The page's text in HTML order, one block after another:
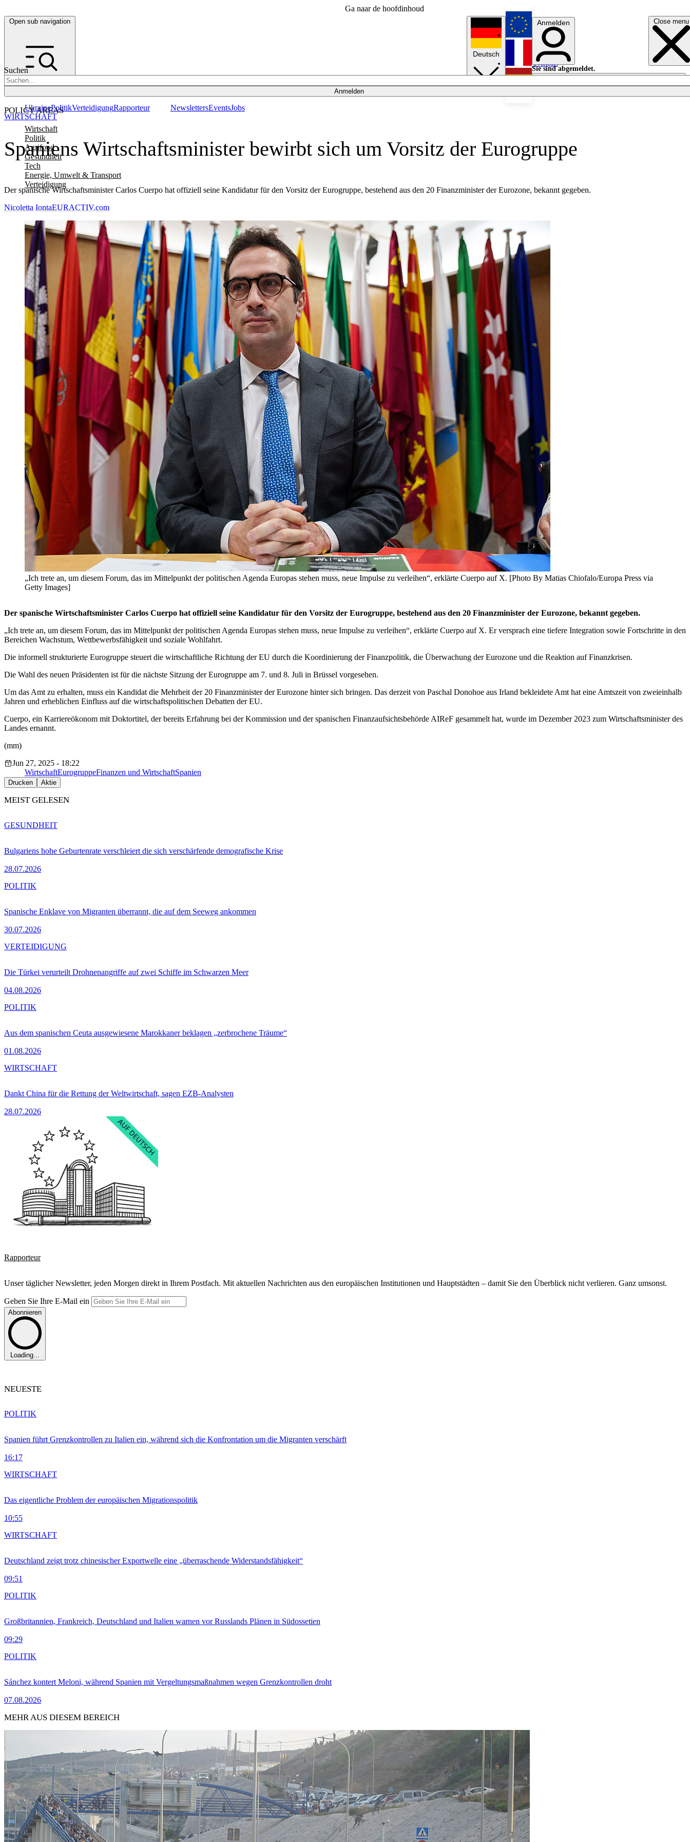
Ga naar de hoofdinhoud
Open sub navigation Close menu
Suchen
Anmelden
POLICY AREAS
Wirtschaft
Politik
Agrifood
Gesundheit
Tech
Energie, Umwelt & Transport
Verteidigung
UkrainePolitikVerteidigungRapporteur NewslettersEventsJobs
Deutsch
English
Français
Anmelden
Sie sind abgemeldet.
Anmelden
Licht aus
Spaniens Wirtschaftsminister bewirbt sich um Vorsitz der Eurogruppe
Der spanische Wirtschaftsminister Carlos Cuerpo hat offiziell seine Kandidatur für den Vorsitz der Eurogruppe, bestehend aus den 20 Finanzminister der Eurozone, bekannt gegeben.
WIRTSCHAFT
Nicoletta IontaEURACTIV.com
„Ich trete an, um diesem Forum, das im Mittelpunkt der politischen Agenda Europas stehen muss, neue Impulse zu verleihen“, erklärte Cuerpo auf X. [Photo By Matias Chiofalo/Europa Press via
Getty Images]
Der spanische Wirtschaftsminister Carlos Cuerpo hat offiziell seine Kandidatur für den Vorsitz der Eurogruppe, bestehend aus den 20 Finanzminister der Eurozone, bekannt gegeben.
„Ich trete an, um diesem Forum, das im Mittelpunkt der politischen Agenda Europas stehen muss, neue Impulse zu verleihen“, erklärte Cuerpo auf X. Er versprach eine tiefere Integration sowie Fortschritte in den
Bereichen Wachstum, Wettbewerbsfähigkeit und soziale Wohlfahrt.
Die informell strukturierte Eurogruppe steuert die wirtschaftliche Richtung der EU durch die Koordinierung der Finanzpolitik, die Überwachung der Eurozone und die Reaktion auf Finanzkrisen.
Die Wahl des neuen Präsidenten ist für die nächste Sitzung der Eurogruppe am 7. und 8. Juli in Brüssel vorgesehen.
Um das Amt zu erhalten, muss ein Kandidat die Mehrheit der 20 Finanzminister der Eurozone hinter sich bringen. Das derzeit von Paschal Donohoe aus Irland bekleidete Amt hat eine Amtszeit von zweieinhalb
Jahren und erheblichen Einfluss auf die wirtschaftspolitischen Debatten der EU.
Cuerpo, ein Karriereökonom mit Doktortitel, der bereits Erfahrung bei der Kommission und der spanischen Finanzaufsichtsbehörde AIReF gesammelt hat, wurde im Dezember 2023 zum Wirtschaftsminister des
Landes ernannt.
(mm)
Jun 27, 2025 - 18:22
WirtschaftEurogruppeFinanzen und WirtschaftSpanien
Drucken Aktie
MEIST GELESEN
Bulgariens hohe Geburtenrate verschleiert die sich verschärfende demografische Krise
28.07.2026
GESUNDHEIT
Spanische Enklave von Migranten überrannt, die auf dem Seeweg ankommen
30.07.2026
POLITIK
Die Türkei verurteilt Drohnenangriffe auf zwei Schiffe im Schwarzen Meer
04.08.2026
VERTEIDIGUNG
Aus dem spanischen Ceuta ausgewiesene Marokkaner beklagen „zerbrochene Träume“
01.08.2026
POLITIK
Dankt China für die Rettung der Weltwirtschaft, sagen EZB-Analysten
28.07.2026
WIRTSCHAFT
Rapporteur
Unser täglicher Newsletter, jeden Morgen direkt in Ihrem Postfach. Mit aktuellen Nachrichten aus den europäischen Institutionen und Hauptstädten – damit Sie den Überblick nicht verlieren. Ganz umsonst.
Geben Sie Ihre E-Mail ein
Abonnieren
Loading...
NEUESTE
Spanien führt Grenzkontrollen zu Italien ein, während sich die Konfrontation um die Migranten verschärft
16:17
POLITIK
Das eigentliche Problem der europäischen Migrationspolitik
10:55
WIRTSCHAFT
Deutschland zeigt trotz chinesischer Exportwelle eine „überraschende Widerstandsfähigkeit“
09:51
WIRTSCHAFT
Großbritannien, Frankreich, Deutschland und Italien warnen vor Russlands Plänen in Südossetien
09:29
POLITIK
Sánchez kontert Meloni, während Spanien mit Vergeltungsmaßnahmen wegen Grenzkontrollen droht
07.08.2026
POLITIK
MEHR AUS DIESEM BEREICH